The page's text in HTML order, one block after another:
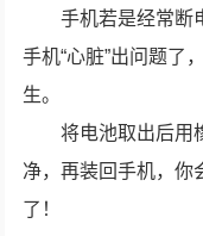
手机若是经常断
手机“心脏”出问题了
生。
将电池取出后用
净，再装回手机，你
了！